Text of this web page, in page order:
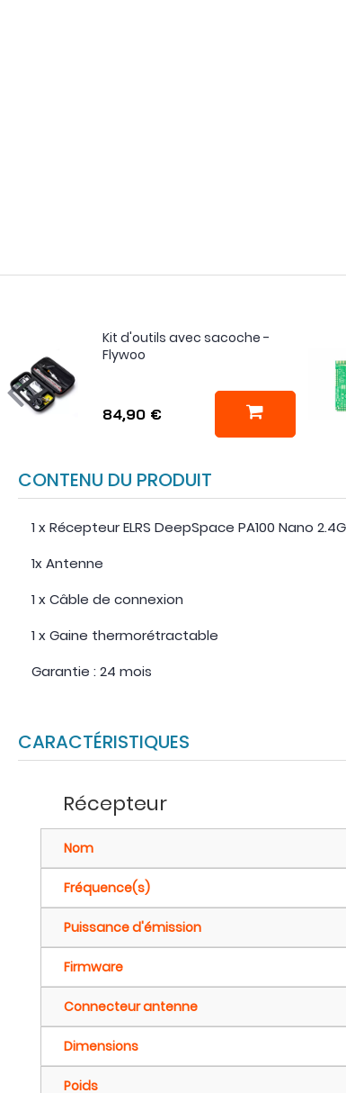
Kit d'outils avec sacoche -
Flywoo
84,90 €
CONTENU DU PRODUIT
1 x Récepteur ELRS DeepSpace PA100 Nano 2.4G
1x Antenne
1 x Câble de connexion
1 x Gaine thermorétractable
Garantie : 24 mois
CARACTÉRISTIQUES
Récepteur
Nom
Fréquence(s)
Puissance d'émission
Firmware
Connecteur antenne
Dimensions
Poids